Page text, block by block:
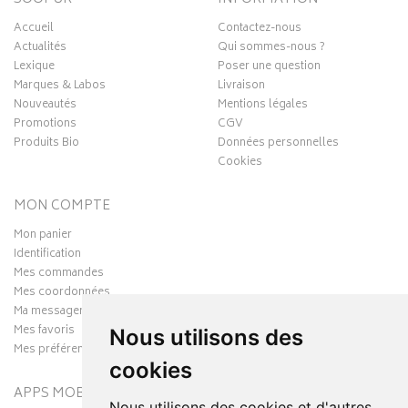
Nous utilisons des
cookies
Accueil
Actualités
Lexique
Marques & Labos
Nouveautés
Promotions
Produits Bio
Contactez-nous
Qui sommes-nous ?
Poser une question
Livraison
Mentions légales
CGV
Données personnelles
Cookies
MON COMPTE
Mon panier
Identification
Mes commandes
Mes coordonnées
Ma messagerie
Mes favoris
Mes préférences Cookies
APPS MOBILES